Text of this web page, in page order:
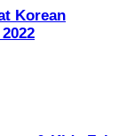
Korean